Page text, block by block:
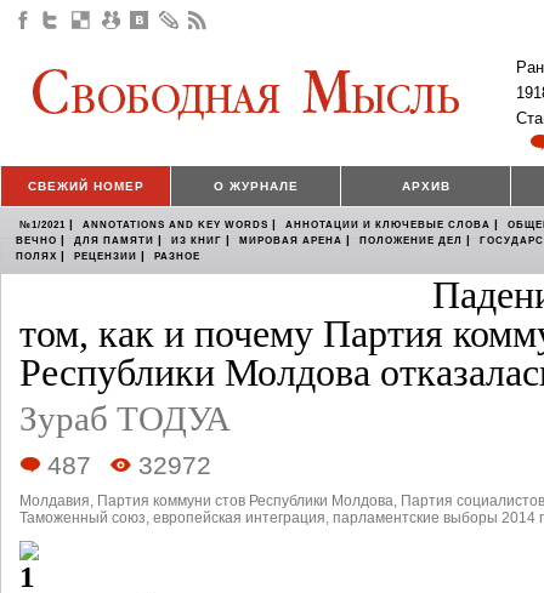
СВЕЖИЙ НОМЕР О ЖУРНАЛЕ АРХИВ
№1/2021 | ANNOTATIONS AND KEY WORDS | АННОТАЦИИ И КЛЮЧЕВЫЕ СЛОВА |
ВЕЧНО | ДЛЯ ПАМЯТИ | ИЗ КНИГ | МИРОВАЯ АРЕНА | ПОЛОЖЕНИЕ ДЕЛ |
ПОЛЯХ | РЕЦЕНЗИИ | РАЗНОЕ
том, как и почему Партия
Республики Молдова
Зураб ТОДУА
487 32972
Молдавия, Партия коммуни стов Республики Молдова, Партия
Таможенный союз, европейская интеграция, парламентские выборы 2014